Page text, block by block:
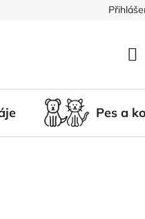
Doprava a platba
Pes a